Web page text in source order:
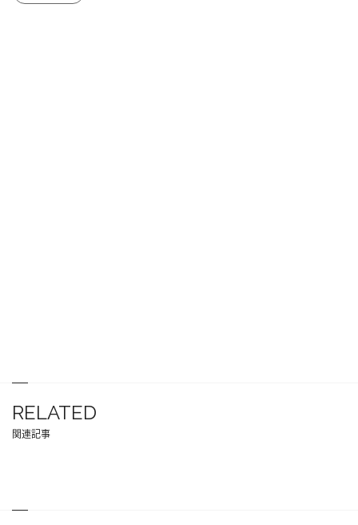
RELATED
関連記事